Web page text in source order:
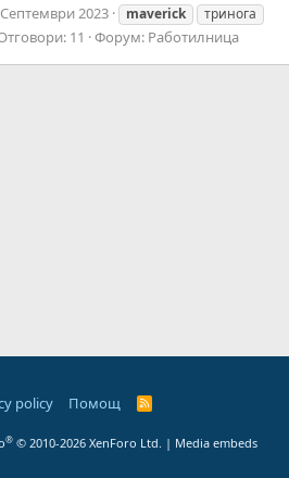
2023 maverick
тринога
11 Форум: Работилница
policy Помощ
R
® © 2010-2026 XenForo Ltd. | Media embeds